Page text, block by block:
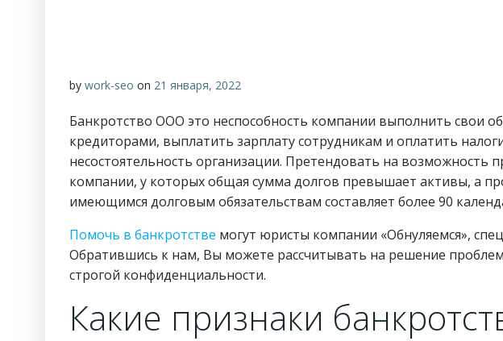
by work-seo on 21 января, 2022
Банкротство ООО это неспособность компании выполнить свои
кредиторами, выплатить зарплату сотрудникам и оплатить
несостоятельность организации. Претендовать на возможность
компании, у которых общая сумма долгов превышает активы, а
имеющимся долговым обязательствам составляет более 90
Помочь в банкротстве могут юристы компании «Обнуляемся»,
Обратившись к нам, Вы можете рассчитывать на решение
строгой конфиденциальности.
Какие признаки